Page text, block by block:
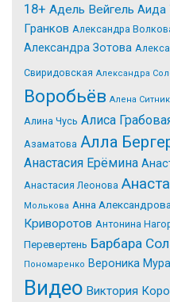
18+ Адель Вейгель Аида
Гранков Александра
Александра Зотова
Свиридовская Александра
Воробьёв Алена
Алина Чусь Алиса
Азаматова Алла
Анастасия Ерёмина
Анастасия Леонова
Молькова Анна Александрова
Криворотов Антонина
Перевертень Барбара
Пономаренко Вероника
Видео Виктория